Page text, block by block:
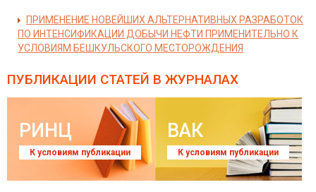
ПРИМЕНЕНИЕ НОВЕЙШИХ АЛЬТЕРНАТИВНЫХ РАЗРАБОТОК
ПО ИНТЕНСИФИКАЦИИ ДОБЫЧИ НЕФТИ ПРИМЕНИТЕЛЬНО К
УСЛОВИЯМ БЕШКУЛЬСКОГО МЕСТОРОЖДЕНИЯ
ПУБЛИКАЦИИ СТАТЕЙ В ЖУРНАЛАХ
РИНЦ
К условиям публикации
ВАК
К условиям публикации